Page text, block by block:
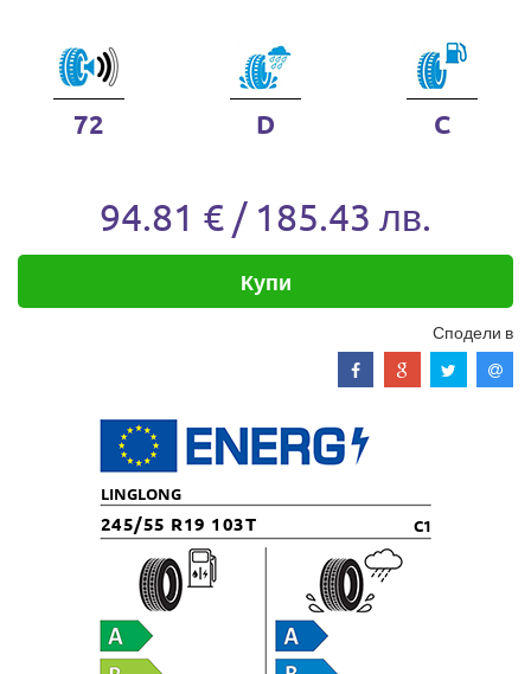
72 D C
94.81 € / 185.43 лв.
Купи
Сподели в
LINGLONG
245/55 R19 103T C1